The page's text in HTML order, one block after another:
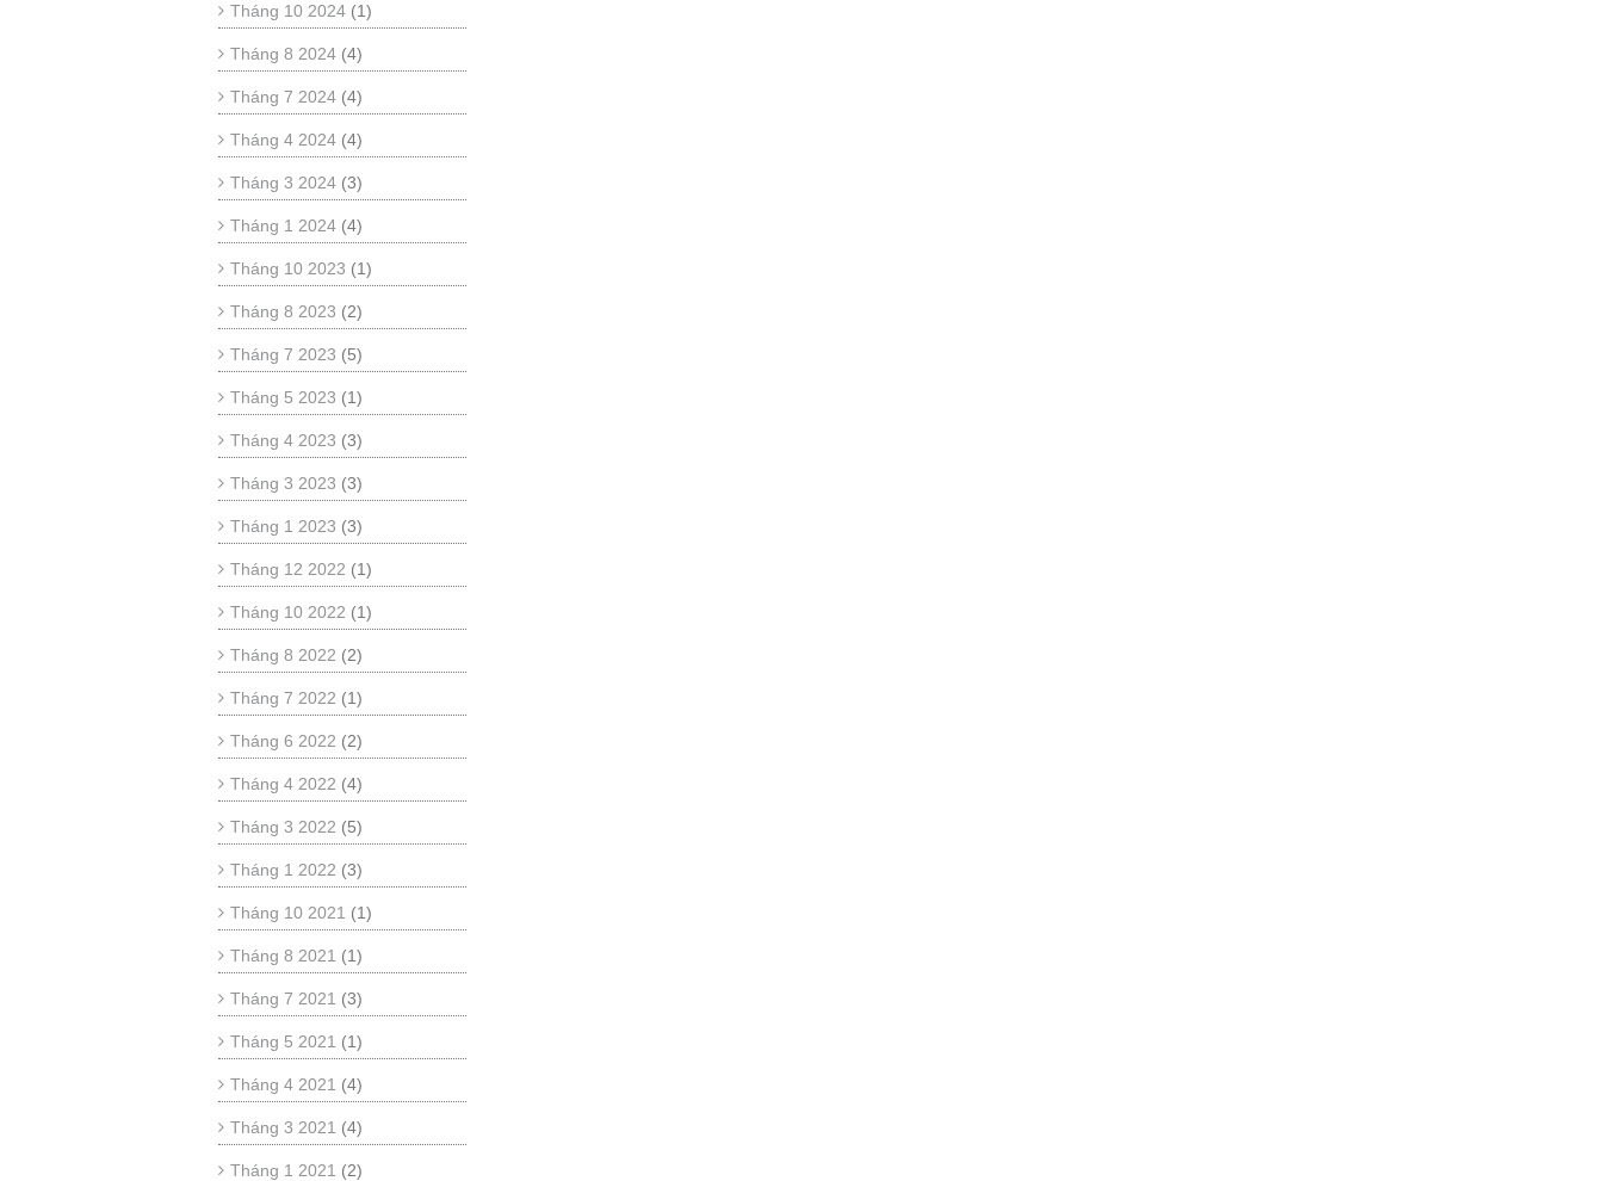
Tháng 10 2024 (1)
Tháng 8 2024 (4)
Tháng 7 2024 (4)
Tháng 4 2024 (4)
Tháng 3 2024 (3)
Tháng 1 2024 (4)
Tháng 10 2023 (1)
Tháng 8 2023 (2)
Tháng 7 2023 (5)
Tháng 5 2023 (1)
Tháng 4 2023 (3)
Tháng 3 2023 (3)
Tháng 1 2023 (3)
Tháng 12 2022 (1)
Tháng 10 2022 (1)
Tháng 8 2022 (2)
Tháng 7 2022 (1)
Tháng 6 2022 (2)
Tháng 4 2022 (4)
Tháng 3 2022 (5)
Tháng 1 2022 (3)
Tháng 10 2021 (1)
Tháng 8 2021 (1)
Tháng 7 2021 (3)
Tháng 5 2021 (1)
Tháng 4 2021 (4)
Tháng 3 2021 (4)
Tháng 1 2021 (2)